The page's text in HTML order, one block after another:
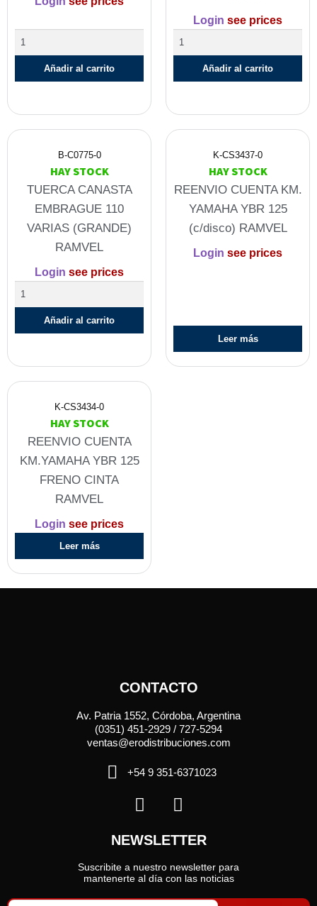
Añadir al carrito
Login see prices
Añadir al carrito
B-C0775-0
HAY STOCK
TUERCA CANASTA
EMBRAGUE 110
VARIAS (GRANDE)
RAMVEL
Login see prices
Añadir al carrito
K-CS3437-0
HAY STOCK
REENVIO CUENTA KM.
YAMAHA YBR 125
(c/disco) RAMVEL
Login see prices
Leer más
K-CS3434-0
HAY STOCK
REENVIO CUENTA
KM.YAMAHA YBR 125
FRENO CINTA
RAMVEL
Login see prices
Leer más
CONTACTO
Av. Patria 1552, Córdoba, Argentina
(0351) 451-2929 / 727-5294
ventas@erodistribuciones.com
+54 9 351-6371023
NEWSLETTER
Suscribite a nuestro newsletter para
mantenerte al día con las noticias